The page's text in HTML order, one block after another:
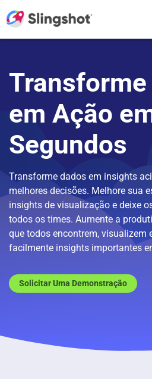
Transforme
em Ação
Segundos
Transforme dados em insights
melhores decisões. Melhore sua
insights de visualização e deixe
todos os times. Aumente a
que todos encontrem, visualizem
facilmente insights importantes
Solicitar Uma Demonstração